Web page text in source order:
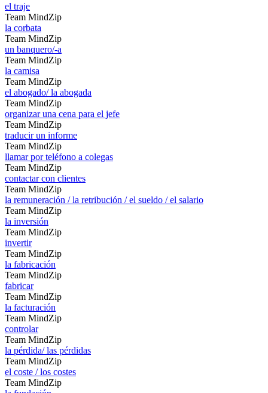
el traje
Team MindZip
la corbata
Team MindZip
un banquero/-a
Team MindZip
la camisa
Team MindZip
el abogado/ la abogada
Team MindZip
organizar una cena para el jefe
Team MindZip
traducir un informe
Team MindZip
llamar por teléfono a colegas
Team MindZip
contactar con clientes
Team MindZip
la remuneración / la retribución / el sueldo / el salario
Team MindZip
la inversión
Team MindZip
invertir
Team MindZip
la fabricación
Team MindZip
fabricar
Team MindZip
la facturación
Team MindZip
controlar
Team MindZip
la pérdida/ las pérdidas
Team MindZip
el coste / los costes
Team MindZip